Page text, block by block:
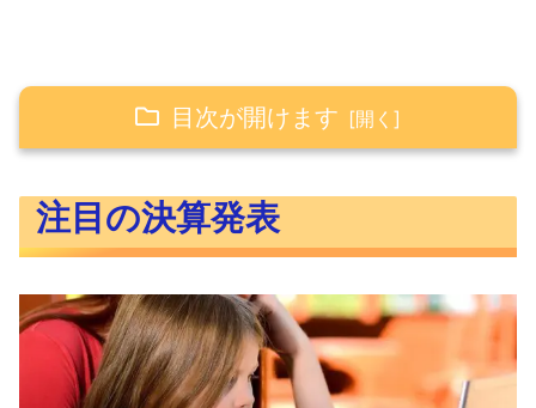
目次が開けます
LIN（リンデ）のQ4決算
FISV（ファイサーブ）のQ4決算
CMG（チポトレ）のQ4決算
注目の決算発表